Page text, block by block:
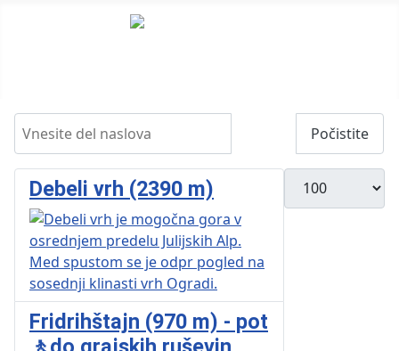
Vnesite del naslova
Počistite
Prikažite #
Debeli vrh (2390 m)
Fridrihštajn (970 m) - pot